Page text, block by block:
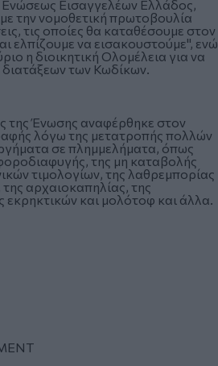
Εισαγγελέων Ελλάδος,
την νομοθετική πρωτοβουλία
τις οποίες θα καταθέσουμε στον
ελπίζουμε να εισακουστούμε", ενώ
η διοικητική Ολομέλεια για να
των Κωδίκων.
Ένωσης αναφέρθηκε στον
λόγω της μετατροπής πολλών
σε πλημμελήματα, όπως
της μη καταβολής
τιμολογίων, της λαθρεμπορίας
αρχαιοκαπηλίας, της
εκρηκτικών και μολότοφ και άλλα.